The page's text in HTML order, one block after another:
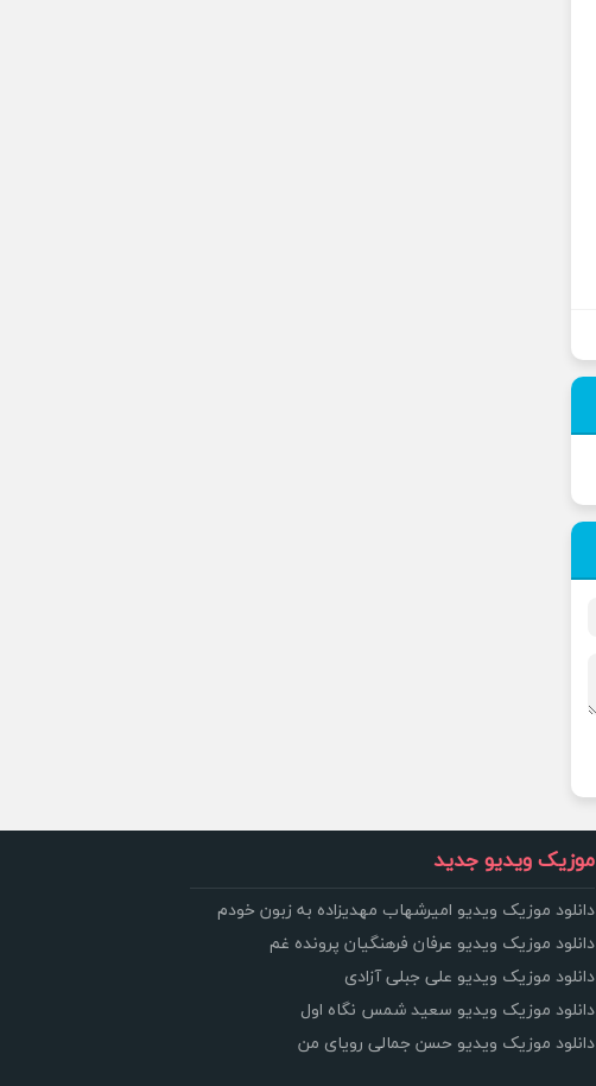
موزیک ویدیو جدید
دانلود موزیک ویدیو امیرشهاب مهدیزاده به زبون خودم
دانلود موزیک ویدیو عرفان فرهنگیان پرونده غم
دانلود موزیک ویدیو علی جبلی آزادی
دانلود موزیک ویدیو سعید شمس نگاه اول
دانلود موزیک ویدیو حسن جمالی رویای من